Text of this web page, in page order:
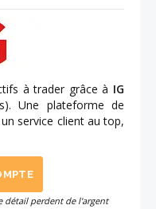
à trader grâce à IG
Une plateforme de
service client au top,
détail perdent de l'argent